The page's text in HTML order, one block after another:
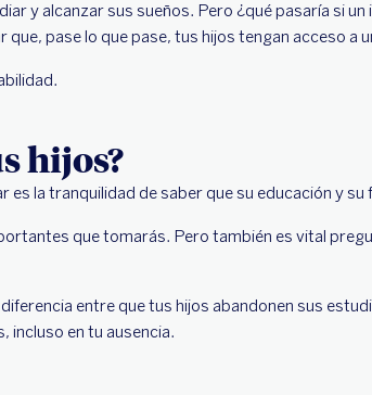
y alcanzar sus sueños. Pero ¿qué pasaría si
pase lo que pase, tus hijos tengan acceso a
hijos?
es la tranquilidad de saber que su educación y
que tomarás. Pero también es vital
entre que tus hijos abandonen sus
incluso en tu ausencia.